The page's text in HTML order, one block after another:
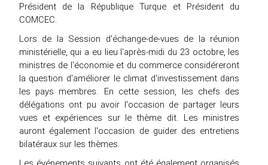
Président de la République Turque et Président du
COMCEC.
Lors de la Session d'échange-de-vues de la réunion
ministérielle, qui a eu lieu l'après-midi du 23 octobre, les
ministres de l'économie et du commerce considéreront
la question d'améliorer le climat d'investissement dans
les pays membres. En cette session, les chefs des
délégations ont pu avoir l'occasion de partager leurs
vues et expériences sur le thème dit. Les ministres
auront également l'occasion de guider des entretiens
bilatéraux sur les thèmes.